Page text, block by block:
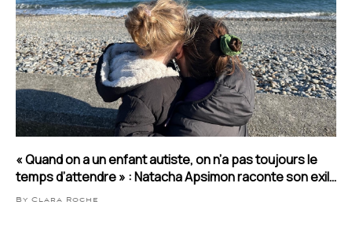
« Quand on a un enfant autiste, on n’a pas toujours le
temps d’attendre » : Natacha Apsimon raconte son exil
vers l’Angleterre
By Clara Roche